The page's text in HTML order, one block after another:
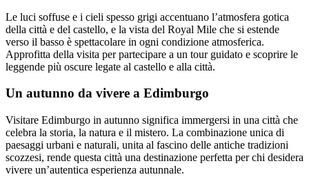
Le luci soffuse e i cieli spesso grigi accentuano l’atmosfera gotica
della città e del castello, e la vista del Royal Mile che si estende
verso il basso è spettacolare in ogni condizione atmosferica.
Approfitta della visita per partecipare a un tour guidato e scoprire le
leggende più oscure legate al castello e alla città.
Un autunno da vivere a Edimburgo
Visitare Edimburgo in autunno significa immergersi in una città che
celebra la storia, la natura e il mistero. La combinazione unica di
paesaggi urbani e naturali, unita al fascino delle antiche tradizioni
scozzesi, rende questa città una destinazione perfetta per chi desidera
vivere un’autentica esperienza autunnale.